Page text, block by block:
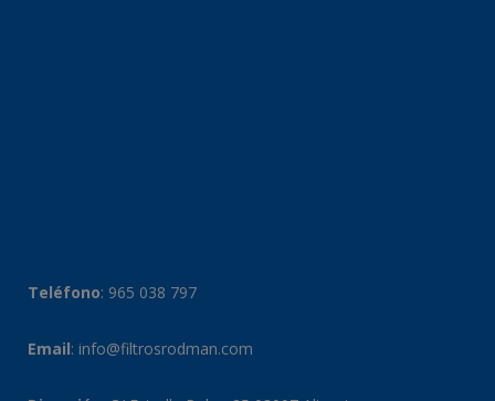
Teléfono: 965 038 797
Email: info@filtrosrodman.com